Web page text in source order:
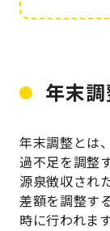
年末
年末調整とは
過不足を調整
源泉徴収され
差額を調整す
時に行われます